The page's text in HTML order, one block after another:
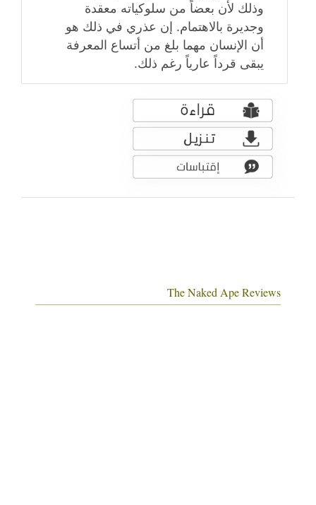
وذلك لأن بعضاً من سلوكياته معقدة
وجديرة بالاهتمام. إن عذري في ذلك هو
أن الإنسان مهما بلغ من أتساع المعرفة
يبقى قرداً عارياً رغم ذلك.
The Naked Ape Reviews